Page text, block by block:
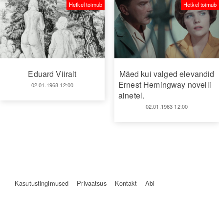
Eduard Viiralt
02.01.1968 12:00
Hetkel toimub
Mäed kui valged elevandid
Ernest Hemingway novelli
ainetel.
02.01.1963 12:00
Hetkel toimub
Kasutustingimused Privaatsus Kontakt Abi